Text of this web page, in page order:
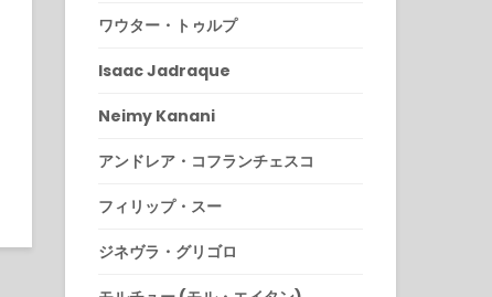
ワウター・トゥルプ
Isaac Jadraque
Neimy Kanani
アンドレア・コフランチェスコ
フィリップ・スー
ジネヴラ・グリゴロ